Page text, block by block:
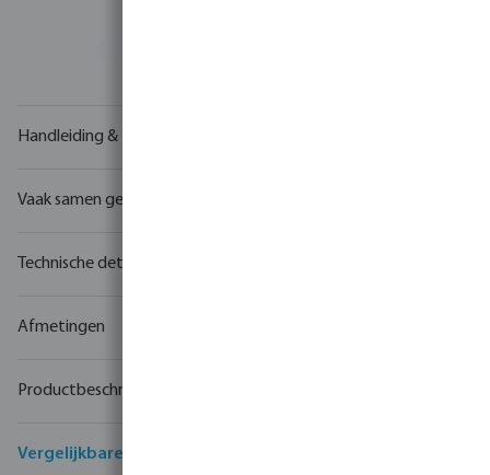
Handleiding & tekeningen
Vaak samen gekocht
Technische details
Afmetingen
Productbeschrijving
Vergelijkbare producten